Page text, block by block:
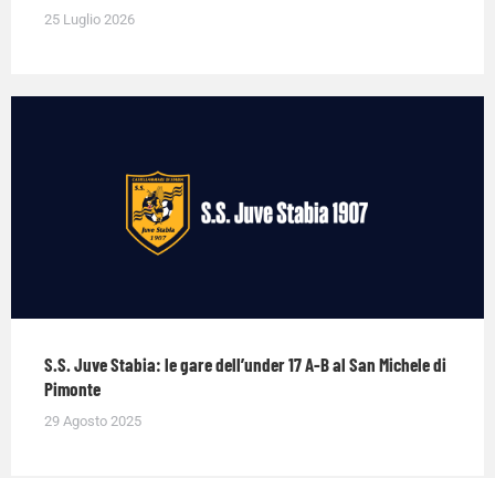
25 Luglio 2026
S.S. Juve Stabia: le gare dell’under 17 A-B al San Michele di
Pimonte
29 Agosto 2025